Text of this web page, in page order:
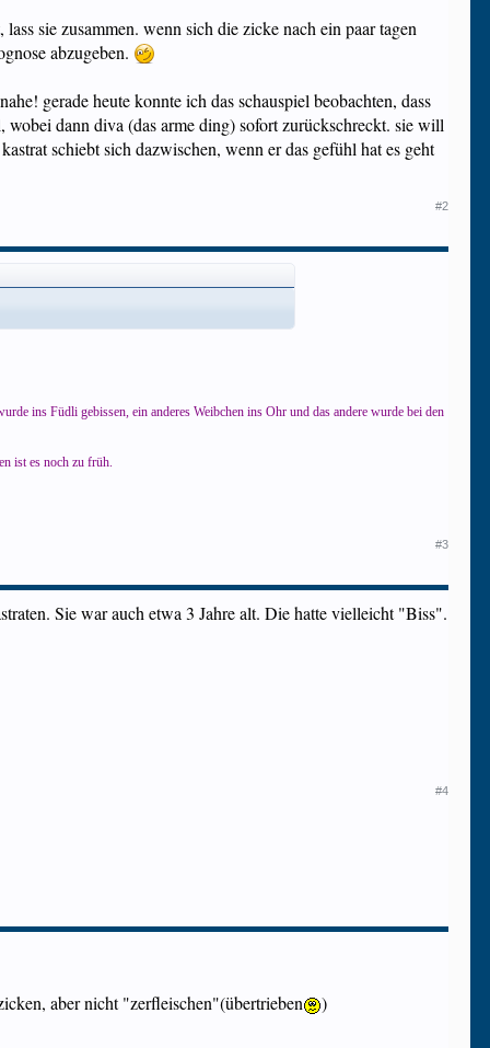
sie zusammen. wenn sich die zicke nach ein paar tagen
abzugeben.
gerade heute konnte ich das schauspiel beobachten, dass
dann diva (das arme ding) sofort zurückschreckt. sie will
schiebt sich dazwischen, wenn er das gefühl hat es geht
#2
ins Füdli gebissen, ein anderes Weibchen ins Ohr und das andere wurde bei den
ist es noch zu früh.
#3
Sie war auch etwa 3 Jahre alt. Die hatte vielleicht "Biss".
#4
aber nicht "zerfleischen"(übertrieben )